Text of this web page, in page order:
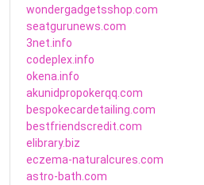
wondergadgetsshop.com
seatgurunews.com
3net.info
codeplex.info
okena.info
akunidpropokerqq.com
bespokecardetailing.com
bestfriendscredit.com
elibrary.biz
eczema-naturalcures.com
astro-bath.com